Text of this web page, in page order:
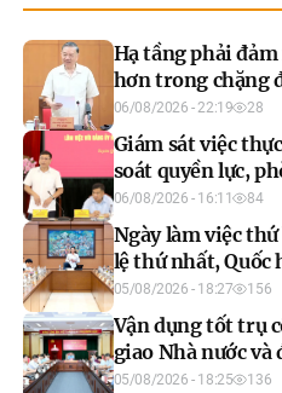
Hạ tầng phải
hơn trong chặng
06/08/2026 - 22:19 28
Giám sát việc
soát quyền lực,
tiêu cực trong
06/08/2026 - 16:11 84
Ngày làm việc
lệ thứ nhất, Quốc
05/08/2026 - 18:27 156
Vận dụng tốt trụ
giao Nhà nước và
trị cốt lõi để phát
05/08/2026 - 18:25 136